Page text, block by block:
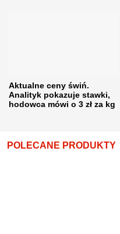
Aktualne ceny świń.
Analityk pokazuje stawki,
hodowca mówi o 3 zł za kg
POLECANE PRODUKTY